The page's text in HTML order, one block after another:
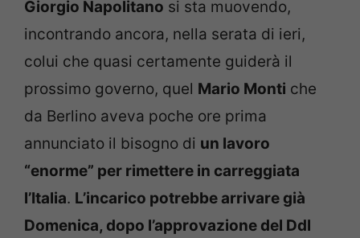
Giorgio Napolitano si sta muovendo,
incontrando ancora, nella serata di ieri,
colui che quasi certamente guiderà il
prossimo governo, quel Mario Monti che
da Berlino aveva poche ore prima
annunciato il bisogno di un lavoro
“enorme” per rimettere in carreggiata
l’Italia. L’incarico potrebbe arrivare già
Domenica, dopo l’approvazione del Ddl